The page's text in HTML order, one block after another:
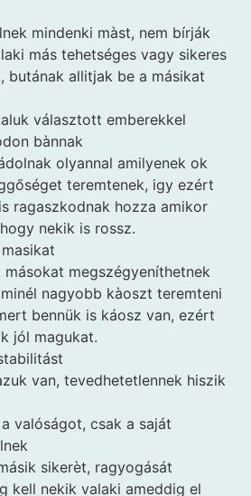
mindenki màst, nem bírják
más tehetséges vagy sikeres
butának allitjak be a másikat
választott emberekkel
bànnak
olyannal amilyenek ok
teremtenek, igy ezért
ragaszkodnak hozza amikor
nekik is rossz.
másokat megszégyeníthetnek
nagyobb kàoszt teremteni
bennük is káosz van, ezért
jól magukat.
van, tevedhetetlennek hiszik
valóságot, csak a saját
sikerèt, ragyogását
kell nekik valaki ameddig el